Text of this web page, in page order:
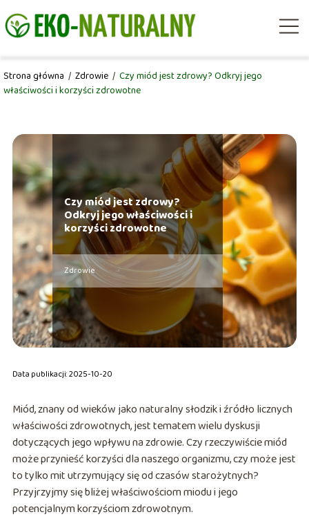
Strona główna / Zdrowie / Czy miód jest zdrowy? Odkryj jego
właściwości i korzyści zdrowotne
Czy miód jest zdrowy?
Odkryj jego właściwości i
korzyści zdrowotne
Zdrowie
Data publikacji: 2025-10-20
Miód, znany od wieków jako naturalny słodzik i źródło licznych
właściwości zdrowotnych, jest tematem wielu dyskusji
dotyczących jego wpływu na zdrowie. Czy rzeczywiście miód
może przynieść korzyści dla naszego organizmu, czy może jest
to tylko mit utrzymujący się od czasów starożytnych?
Przyjrzyjmy się bliżej właściwościom miodu i jego
potencjalnym korzyściom zdrowotnym.